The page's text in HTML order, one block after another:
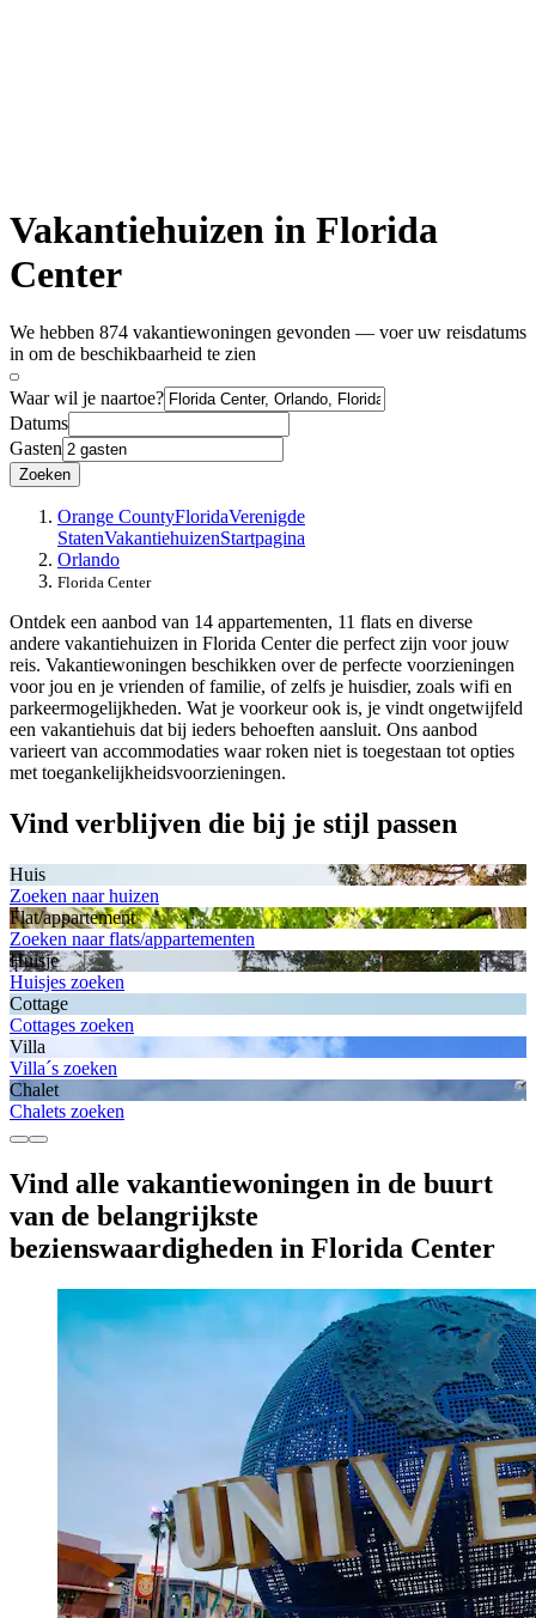
Vakantiehuizen in Florida
Center
We hebben 874 vakantiewoningen gevonden — voer uw reisdatums
in om de beschikbaarheid te zien
Waar wil je naartoe?
Datums
Gasten
Zoeken
Orange CountyFloridaVerenigde
StatenVakantiehuizenStartpagina
Orlando
Florida Center
Ontdek een aanbod van 14 appartementen, 11 flats en diverse
andere vakantiehuizen in Florida Center die perfect zijn voor jouw
reis. Vakantiewoningen beschikken over de perfecte voorzieningen
voor jou en je vrienden of familie, of zelfs je huisdier, zoals wifi en
parkeermogelijkheden. Wat je voorkeur ook is, je vindt ongetwijfeld
een vakantiehuis dat bij ieders behoeften aansluit. Ons aanbod
varieert van accommodaties waar roken niet is toegestaan tot opties
met toegankelijkheidsvoorzieningen.
Vind verblijven die bij je stijl passen
Huis
Zoeken naar huizen
Flat/appartement
Zoeken naar flats/appartementen
Huisje
Huisjes zoeken
Cottage
Cottages zoeken
Villa
Villa´s zoeken
Chalet
Chalets zoeken
Vind alle vakantiewoningen in de buurt
van de belangrijkste
bezienswaardigheden in Florida Center